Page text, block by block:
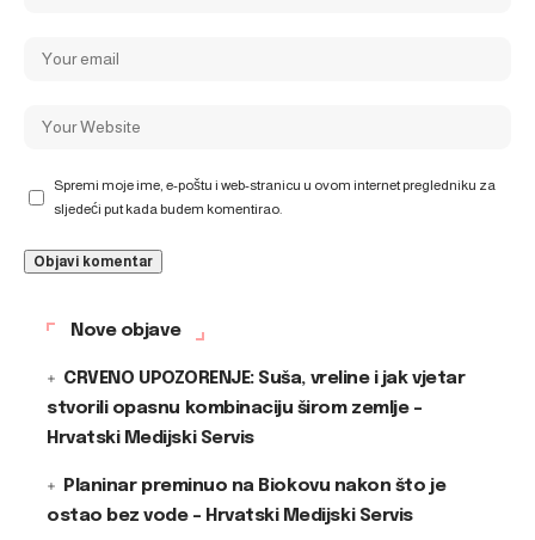
Spremi moje ime, e-poštu i web-stranicu u ovom internet pregledniku za
sljedeći put kada budem komentirao.
Nove objave
CRVENO UPOZORENJE: Suša, vreline i jak vjetar
stvorili opasnu kombinaciju širom zemlje –
Hrvatski Medijski Servis
Planinar preminuo na Biokovu nakon što je
ostao bez vode – Hrvatski Medijski Servis